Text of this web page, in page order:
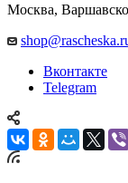
Москва,
Вконтакте
Telegram